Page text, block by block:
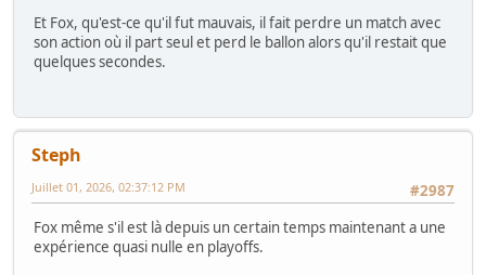
Et Fox, qu'est-ce qu'il fut mauvais, il fait perdre un match avec
son action où il part seul et perd le ballon alors qu'il restait que
quelques secondes.
Steph
#2987
Juillet 01, 2026, 02:37:12 PM
Fox même s'il est là depuis un certain temps maintenant a une
expérience quasi nulle en playoffs.